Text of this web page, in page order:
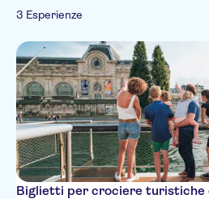
3 Esperienze
Biglietti per crociere turistiche